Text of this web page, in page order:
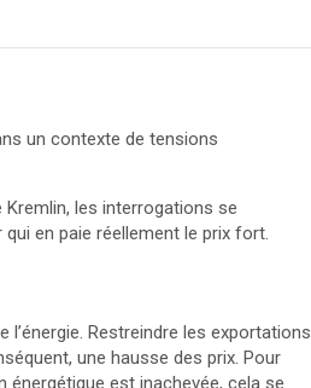
un contexte de tensions
les interrogations se
en paie réellement le prix fort.
Restreindre les exportations
une hausse des prix. Pour
est inachevée, cela se